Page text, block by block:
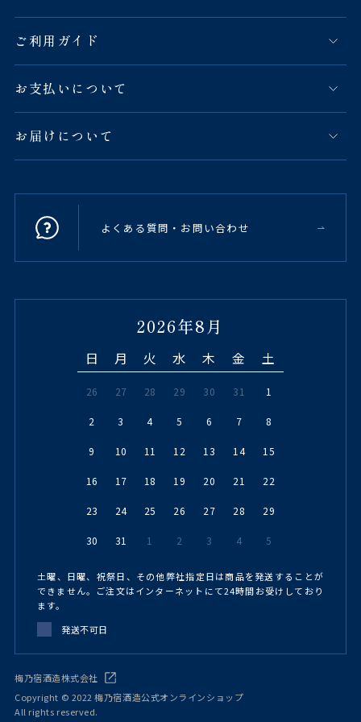
ご利用ガイド
お支払いについて
お届けについて
よくある質問・お問い合わせ
2026年8月
日 月 火 水 木 金 土
26 27 28 29 30 31 1
2 3 4 5 6 7 8
9 10 11 12 13 14 15
16 17 18 19 20 21 22
23 24 25 26 27 28 29
30 31 1 2 3 4 5
土曜、日曜、祝祭日、その他弊社指定日は商品を発送することが
できません。ご注文はインターネットにて24時間お受けしており
ます。
発送不可日
梅乃宿酒造株式会社
Copyright © 2022 梅乃宿酒造公式オンラインショップ
All rights reserved.